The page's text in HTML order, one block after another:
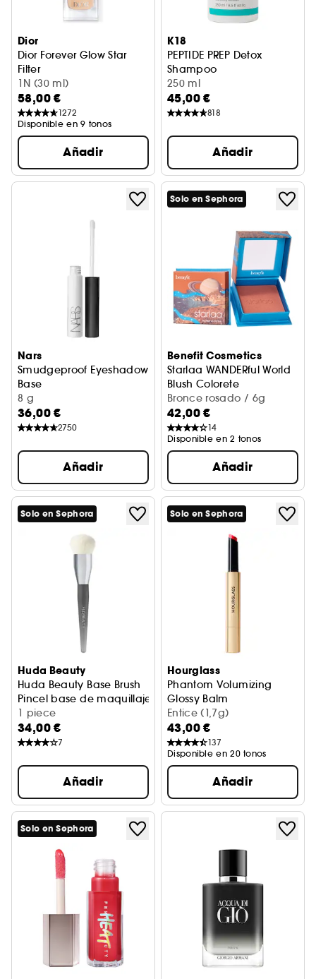
Dior
Dior Forever Glow Star
Filter
Fluido sublimador de tez e iluminador
1N (30 ml)
58,00 €
1272
Disponible en 9 tonos
Añadir
K18
PEPTIDE PREP Detox
Shampoo
No Decolorante
250 ml
45,00 €
818
Añadir
Nars
Smudgeproof Eyeshadow
Base
Prebase de sombra de ojos
8 g
36,00 €
2750
Añadir
Solo en Sephora
Benefit Cosmetics
Starlaa WANDERful World
Blush Colorete
Bronce rosado
Bronce rosado / 6g
42,00 €
14
Disponible en 2 tonos
Añadir
Solo en Sephora
Huda Beauty
Huda Beauty Base Brush
Pincel base de maquillaje
1 piece
34,00 €
7
Añadir
Solo en Sephora
Hourglass
Phantom Volumizing
Glossy Balm
Bálsamo labial
Entice (1,7g)
43,00 €
137
Disponible en 20 tonos
Añadir
Solo en Sephora